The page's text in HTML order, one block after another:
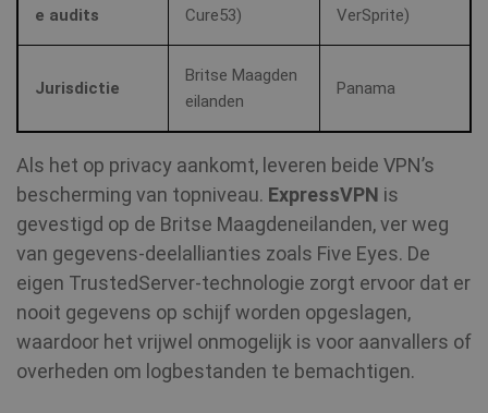
e audits
Cure53)
VerSprite)
Jurisdictie
Britse Maagden
eilanden
Panama
Als het op privacy aankomt, leveren beide VPN’s
bescherming van topniveau. ExpressVPN is
gevestigd op de Britse Maagdeneilanden, ver weg
van gegevens‑deelallianties zoals Five Eyes. De
eigen TrustedServer‑technologie zorgt ervoor dat er
nooit gegevens op schijf worden opgeslagen,
waardoor het vrijwel onmogelijk is voor aanvallers of
overheden om logbestanden te bemachtigen.